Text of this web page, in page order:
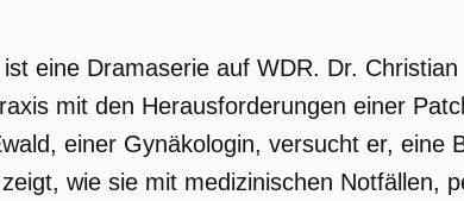
eine Dramaserie auf WDR. Dr.
mit den Herausforderungen einer
einer Gynäkologin, versucht er, eine
wie sie mit medizinischen Notfällen,